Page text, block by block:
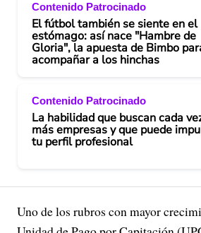
Contenido Patrocinado
El fútbol también se siente en el
estómago: así nace "Hambre de
Gloria", la apuesta de Bimbo
acompañar a los hinchas
Contenido Patrocinado
La habilidad que buscan cada
más empresas y que puede
tu perfil profesional
Uno de los rubros con mayor